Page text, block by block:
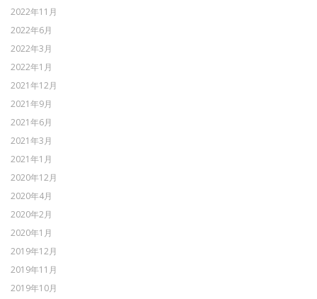
2022年11月
2022年6月
2022年3月
2022年1月
2021年12月
2021年9月
2021年6月
2021年3月
2021年1月
2020年12月
2020年4月
2020年2月
2020年1月
2019年12月
2019年11月
2019年10月